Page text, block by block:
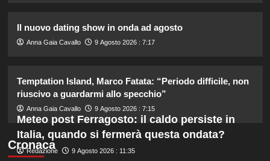
2
genera rabbia…”
3
dopo il Grande Fratello? Lui nega le
voci
Stefano De Martino trasforma
Sanremo Giovani: solo il vincitore
Il nuovo dating show in onda ad agosto
Anna Gaia Cavallo 9 Agosto 2026 : 7:17
Temptation Island, Marco Fatata: “Periodo difficile, non
riuscivo a guardarmi allo specchio”
Anna Gaia Cavallo 9 Agosto 2026 : 7:15
Cronaca
Meteo post Ferragosto: il caldo persiste in
Italia, quando si fermerà questa ondata?
Redazione 9 Agosto 2026 : 11:35